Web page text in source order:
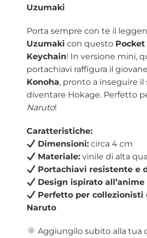
Uzumaki
Porta sempre con te il
Uzumaki con questo Pocket
Keychain! In versione mini,
portachiavi raffigura il
Konoha, pronto a inseguire il
diventare Hokage. Perfetto
Naruto!
Caratteristiche:
Dimensioni: circa 4 cm
Materiale: vinile di alta
Portachiavi resistente e
Design ispirato all’anime
Perfetto per collezionisti
Naruto
Aggiungilo subito alla tua